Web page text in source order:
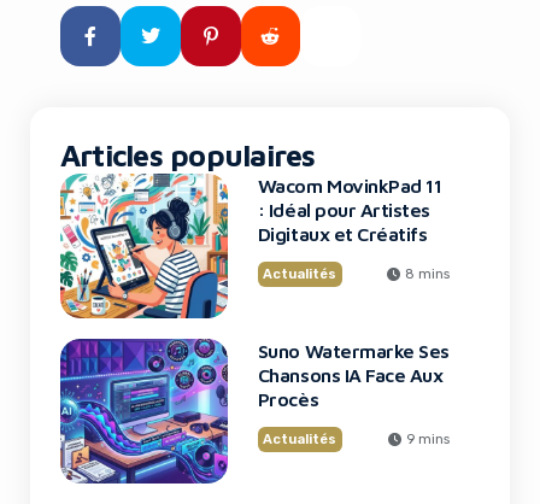
addictives par un système de
matchmaking intelligent et des
rendez-vous concrets. […]
Articles populaires
Wacom MovinkPad 11
: Idéal pour Artistes
Digitaux et Créatifs
Actualités 8 mins
Suno Watermarke Ses
Chansons IA Face Aux
Procès
Actualités 9 mins